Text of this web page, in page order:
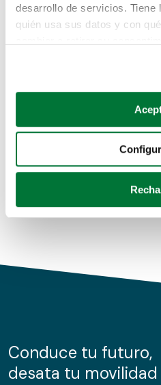
desarrollo de servicios. Tiene
quién usa sus datos y con
Si lo permite, también
Recopilar información
Identificar su dispositivo
para buscar
Obtenga más información
de cookies.
información sobre el uso que
nuestros partners de redes
Pero puedes encontrar el
buscando en alguno de
Coches de segunda mano
Coches de km0
Conduce tu futuro,
desata tu movilidad